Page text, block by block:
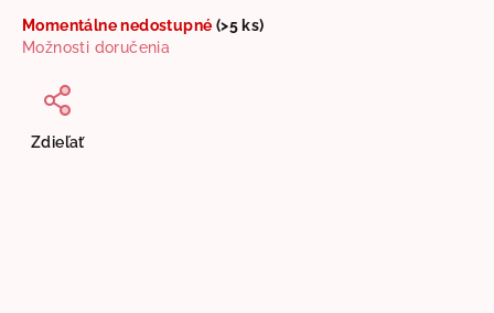
cena:
Momentálne nedostupné (>5 ks)
Možnosti doručenia
Zdieľať